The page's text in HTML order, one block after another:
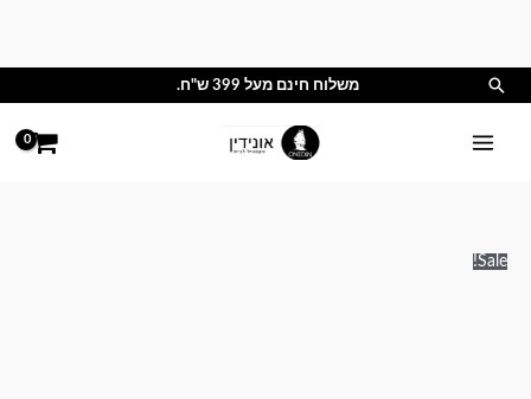
חיפוש משלוח חינם מעל 399 ש"ח.
Sale!